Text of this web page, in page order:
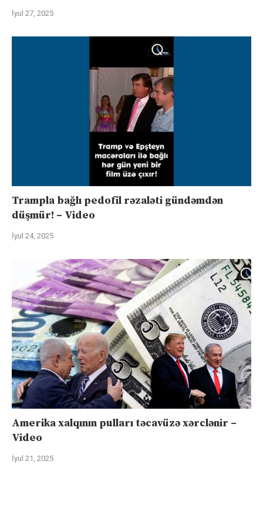
İyul 27, 2025
Trampla bağlı pedofil rəzaləti gündəmdən
düşmür! – Video
İyul 24, 2025
Amerika xalqının pulları təcavüzə xərclənir –
Video
İyul 21, 2025